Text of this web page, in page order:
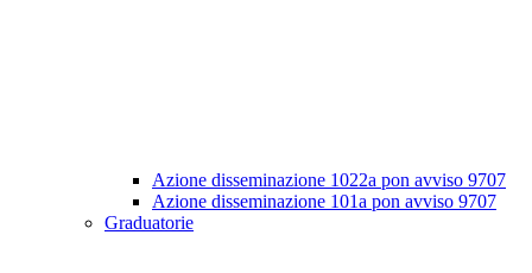
Azione disseminazione 1022a pon avviso 9707
Azione disseminazione 101a pon avviso 9707
Graduatorie